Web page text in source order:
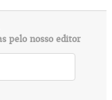
pelo nosso editor